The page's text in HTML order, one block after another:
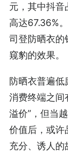
元，其中抖
高达67.36%
司登防晒衣的
窥豹的效果。
防晒衣普遍
消费终端之间
溢价”，但当
价值后，或许
充分、诱人的